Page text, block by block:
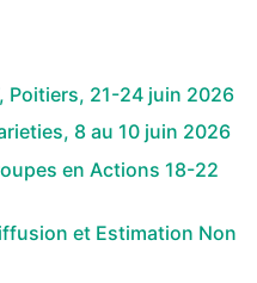
Poitiers, 21-24 juin 2026
8 au 10 juin 2026
en Actions 18-22
et Estimation Non